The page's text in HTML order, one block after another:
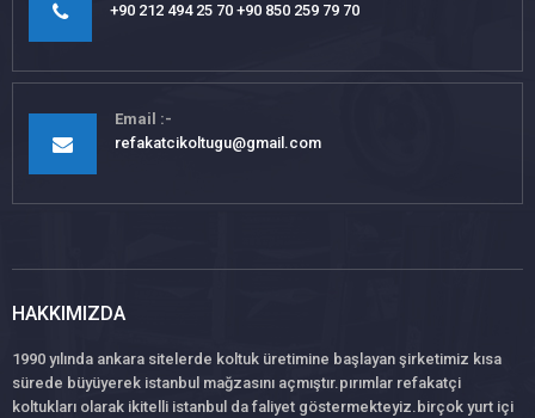
+90 212 494 25 70 +90 850 259 79 70
Email
refakatcikoltugu@gmail.com
HAKKIMIZDA
1990 yılında ankara sitelerde koltuk üretimine başlayan şirketimiz kısa
sürede büyüyerek istanbul mağzasını açmıştır.pırımlar refakatçi
koltukları olarak ikitelli istanbul da faliyet göstermekteyiz.birçok yurt içi